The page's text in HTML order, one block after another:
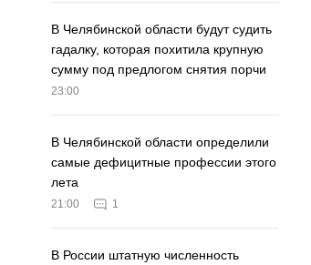
В Челябинской области будут судить
гадалку, которая похитила крупную
сумму под предлогом снятия порчи
23:00
В Челябинской области определили
самые дефицитные профессии этого
лета
21:00 1
В России штатную численность